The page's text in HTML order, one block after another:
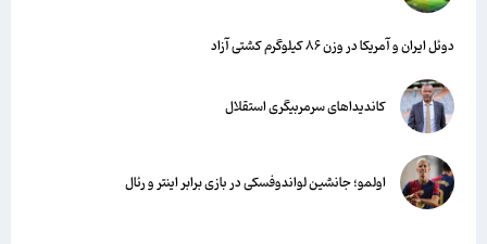
دوئل ایران و آمریکا در وزن ۸۶ کیلوگرم کشتی آزاد
کاندیداهای سرمربیگری استقلال
اولمو؛ جانشین لواندوفسکی در بازی برابر اینتر و رئال